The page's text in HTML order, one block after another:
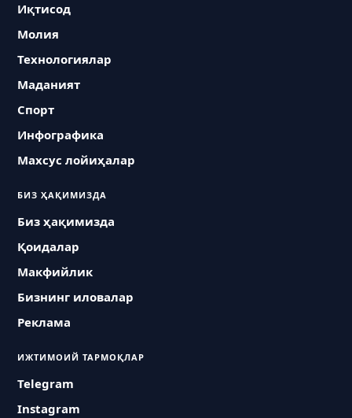
Иқтисод
Молия
Технологиялар
Маданият
Спорт
Инфографика
Махсус лойиҳалар
БИЗ ҲАҚИМИЗДА
Биз ҳақимизда
Қоидалар
Макфийлик
Бизнинг иловалар
Реклама
ИЖТИМОИЙ ТАРМОҚЛАР
Telegram
Instagram